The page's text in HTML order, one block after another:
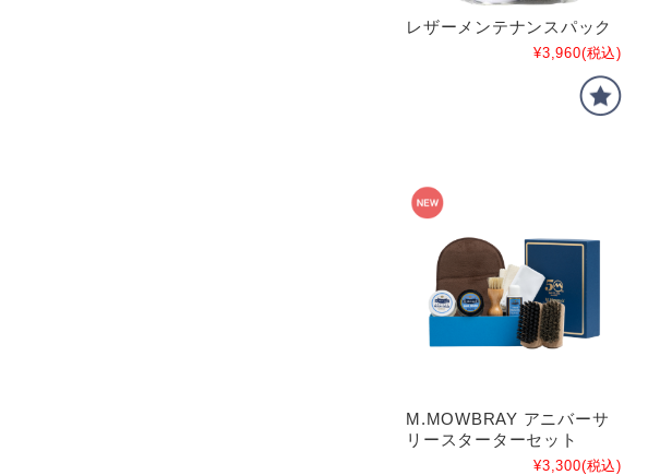
レザーメンテナンスパック
¥3,960(税込)
M.MOWBRAY アニバーサ
リースターターセット
¥3,300(税込)